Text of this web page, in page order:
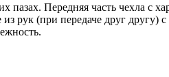
Передняя часть чехла с
рук (при передаче друг другу)